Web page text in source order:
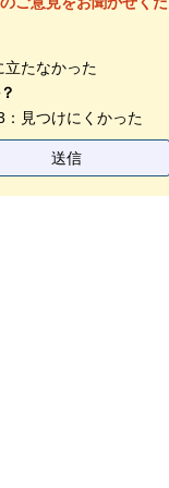
立たなかった
：見つけにくかった